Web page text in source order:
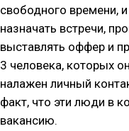
свободного времени,
назначать встречи,
выставлять оффер и
3 человека, которых
налажен личный
факт, что эти люди в
вакансию.